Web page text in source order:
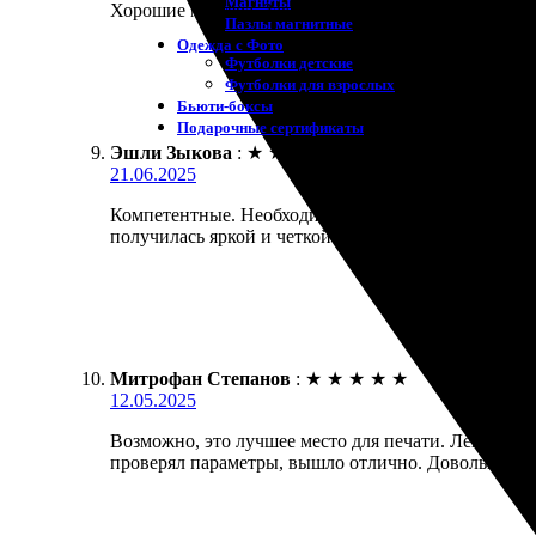
Пазлы магнитные
Одежда с Фото
Футболки детские
Футболки для взрослых
Бьюти-боксы
Подарочные сертификаты
Хорошие мастера. Заказал печать фото 10х10 с
Эшли Зыкова : ★ ★
21.06.2025
Компетентные. Необходима была печать фото
получилась яркой и четкой. Рамка аккуратная, всё
Митрофан Степанов : ★ ★ ★ ★ ★
12.05.2025
Возможно, это лучшее место для печати. Легко
проверял параметры, вышло отлично. Довольный